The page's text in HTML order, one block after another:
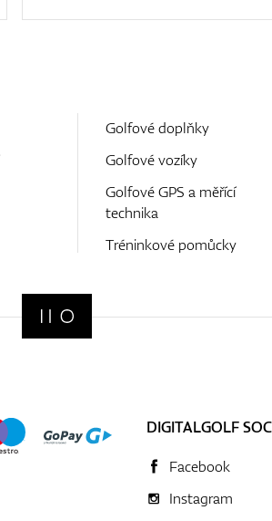
Golfové doplňky
Golfové vozíky
Golfové GPS a měřící
technika
Tréninkové pomůcky
DIGITALGOLF
Facebook
Instagram